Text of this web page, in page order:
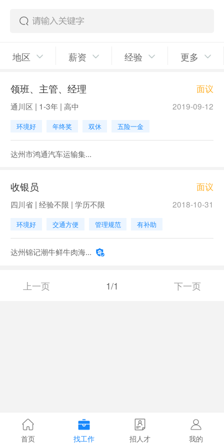
地区 薪资 经验 更多
领班、主管、经理 面议
通川区 | 1-3年 | 高中 2019-09-12
环境好 年终奖 双休 五险一金
达州市鸿通汽车运输集...
收银员 面议
四川省 | 经验不限 | 学历不限 2018-10-31
环境好 交通方便 管理规范 有补助
达州锦记潮牛鲜牛肉海...
上一页 1/1 下一页
首页 找工作 招人才 我的